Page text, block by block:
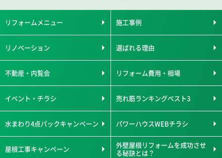
リフォームメニュー 施工事例
リノベーション 選ばれる理由
不動産・内覧会 リフォーム費用・相場
イベント・チラシ 売れ筋ランキングベスト3
水まわり4点パックキャンペーン パワーハウスWEBチラシ
屋根工事キャンペーン
外壁屋根リフォームを成功させ
る秘訣とは？